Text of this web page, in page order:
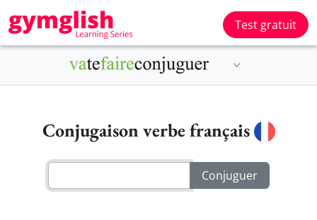
Test gratuit
Conjugaison verbe français